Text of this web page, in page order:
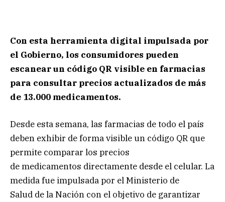
Con esta herramienta digital impulsada por
el Gobierno, los consumidores pueden
escanear un código QR visible en farmacias
para consultar precios actualizados de más
de 13.000 medicamentos.
Desde esta semana, las farmacias de todo el país
deben exhibir de forma visible un código QR que
permite comparar los precios
de medicamentos directamente desde el celular. La
medida fue impulsada por el Ministerio de
Salud de la Nación con el objetivo de garantizar